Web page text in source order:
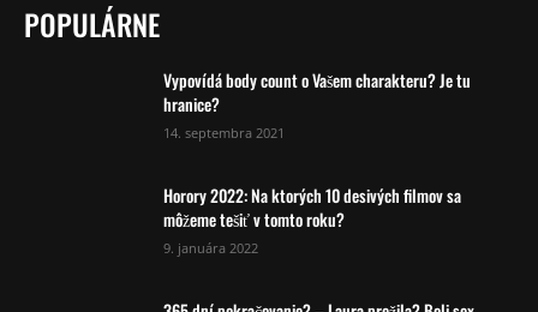
POPULÁRNE
Vypovídá body count o Vašem charakteru? Je tu
hranice?
14. septembra 2021
Horory 2022: Na ktorých 10 desivých filmov sa
môžeme tešiť v tomto roku?
9. januára 2022